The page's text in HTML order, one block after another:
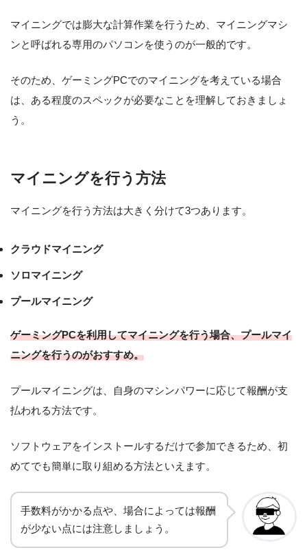
マイニングでは膨大な計算作業を行うため、マイニングマシ
ンと呼ばれる専用のパソコンを使うのが一般的です。
そのため、ゲーミングPCでのマイニングを考えている場合
は、ある程度のスペックが必要なことを理解しておきましょ
う。
マイニングを行う方法
マイニングを行う方法は大きく分けて3つあります。
クラウドマイニング
ソロマイニング
プールマイニング
ゲーミングPCを利用してマイニングを行う場合、プールマイ
ニングを行うのがおすすめ。
プールマイニングは、自身のマシンパワーに応じて報酬が支
払われる方法です。
ソフトウェアをインストールするだけで参加できるため、初
めてでも簡単に取り組める方法といえます。
手数料がかかる点や、場合によっては報酬
が少ない点には注意しましょう。